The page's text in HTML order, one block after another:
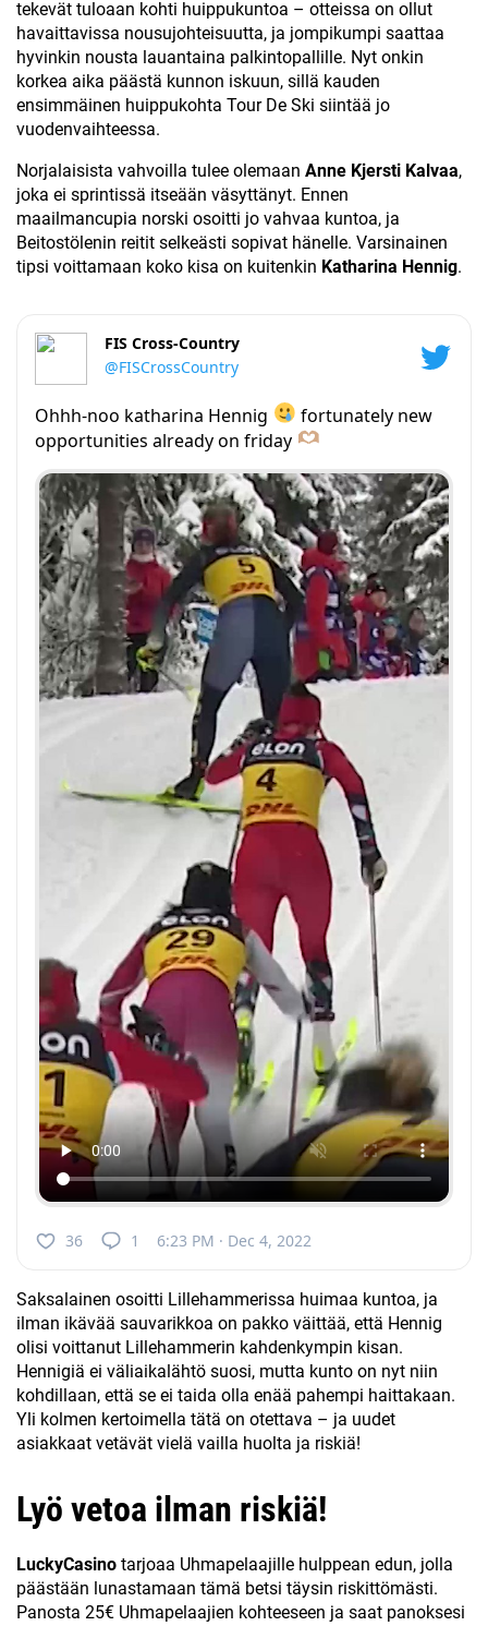
tekevät tuloaan kohti huippukuntoa – otteissa on ollut
havaittavissa nousujohteisuutta, ja jompikumpi saattaa
hyvinkin nousta lauantaina palkintopallille. Nyt onkin
korkea aika päästä kunnon iskuun, sillä kauden
ensimmäinen huippukohta Tour De Ski siintää jo
vuodenvaihteessa.
Norjalaisista vahvoilla tulee olemaan Anne Kjersti Kalvaa,
joka ei sprintissä itseään väsyttänyt. Ennen
maailmancupia norski osoitti jo vahvaa kuntoa, ja
Beitostölenin reitit selkeästi sopivat hänelle. Varsinainen
tipsi voittamaan koko kisa on kuitenkin Katharina Hennig.
FIS Cross-Country
@FISCrossCountry
Ohhh-noo katharina Hennig
fortunately new
opportunities already on friday
36 1 6:23 PM · Dec 4, 2022
Saksalainen osoitti Lillehammerissa huimaa kuntoa, ja
ilman ikävää sauvarikkoa on pakko väittää, että Hennig
olisi voittanut Lillehammerin kahdenkympin kisan.
Hennigiä ei väliaikalähtö suosi, mutta kunto on nyt niin
kohdillaan, että se ei taida olla enää pahempi haittakaan.
Yli kolmen kertoimella tätä on otettava – ja uudet
asiakkaat vetävät vielä vailla huolta ja riskiä!
Lyö vetoa ilman riskiä!
LuckyCasino tarjoaa Uhmapelaajille hulppean edun, jolla
päästään lunastamaan tämä betsi täysin riskittömästi.
Panosta 25€ Uhmapelaajien kohteeseen ja saat panoksesi